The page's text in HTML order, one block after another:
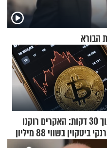
הבורא
תוך 30 דקות: האקרים רוקנו
ארנקי ביטקוין בשווי 88 מיליון